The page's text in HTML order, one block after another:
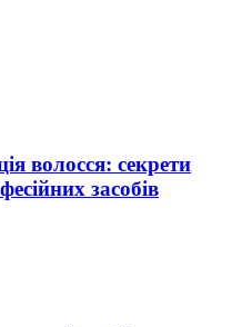
волосся: секрети
засобів